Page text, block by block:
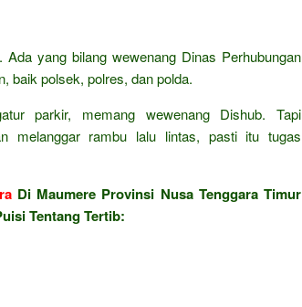
yang bilang wewenang Dinas Perhubungan
baik polsek, polres, dan polda.
parkir, memang wewenang Dishub. Tapi
melanggar rambu lalu lintas, pasti itu tugas
Di Maumere Provinsi Nusa Tenggara Timur
Tentang Tertib: